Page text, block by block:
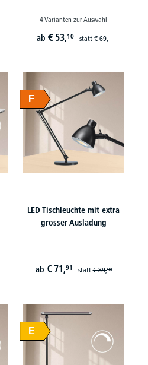
4 Varianten zur Auswahl
ab € 53,10 statt€ 69,-
F
LED Tischleuchte mit extra
grosser Ausladung
ab € 71,91 statt€ 89,90
E